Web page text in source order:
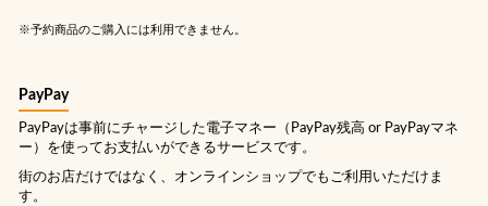
※予約商品のご購入には利用できません。
PayPay
PayPayは事前にチャージした電子マネー（PayPay残高 or PayPayマネ
ー）を使ってお支払いができるサービスです。
街のお店だけではなく、オンラインショップでもご利用いただけま
す。